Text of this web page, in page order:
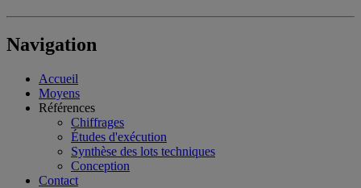
Navigation
Accueil
Moyens
Références
Chiffrages
Études d'exécution
Synthèse des lots techniques
Conception
Contact